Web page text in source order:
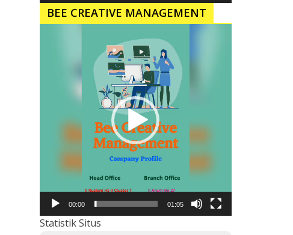
BEE CREATIVE MANAGEMENT
00:00 01:05
Statistik Situs